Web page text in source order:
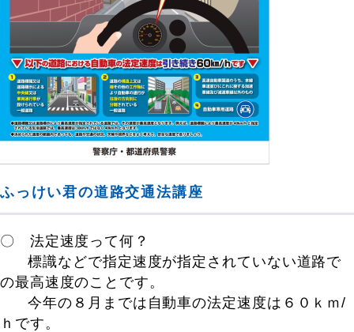
ふっけい君の道路交通法講座
〇 法定速度って何？
標識などで指定速度が指定されていない道路で
の最高速度のことです。
今年の８月までは自動車の法定速度は６０ｋｍ/
ｈです。